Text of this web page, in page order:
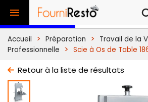

Accueil Préparation Travail de la
Professionnelle
Scie à Os de Table
Retour à la liste de résultats